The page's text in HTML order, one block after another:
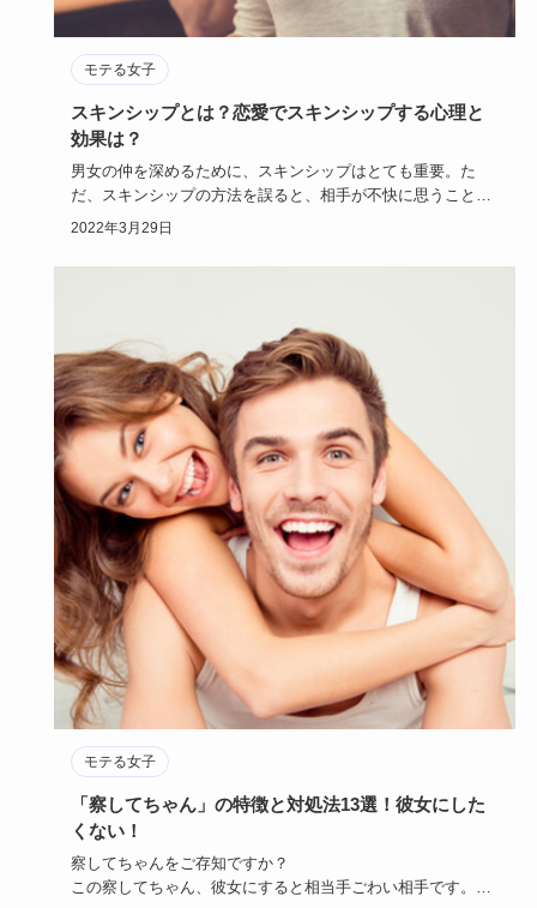
モテる女子
スキンシップとは？恋愛でスキンシップする心理と
効果は？
男女の仲を深めるために、スキンシップはとても重要。た
だ、スキンシップの方法を誤ると、相手が不快に思うこと
も。スキンシップと…
2022年3月29日
モテる女子
「察してちゃん」の特徴と対処法13選！彼女にした
くない！
察してちゃんをご存知ですか？
この察してちゃん、彼女にすると相当手ごわい相手です。